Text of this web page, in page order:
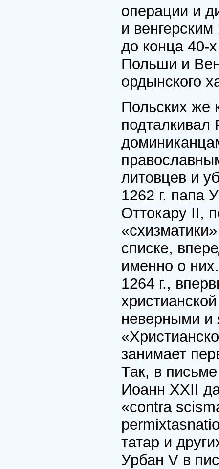
операции и
и
до конца 40-
Польши и
ордынского
Польских же
литовцев и
1262 г. папа
Оттокару II,
списке,
именно о
1264 г.,
неверными и
занимает
Так, в
Иоанн XXII
«contra
татар и
Урбан V в